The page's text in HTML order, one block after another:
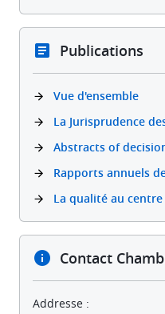
Publications
Vue d'ensemble
La Jurisprudence
Abstracts of
Rapports annuels
La qualité au
Contact
Addresse :